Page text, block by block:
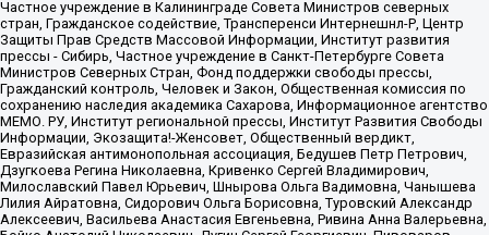
Частное учреждение в Калининграде Совета Министров северных
стран, Гражданское содействие, Трансперенси Интернешнл-Р, Центр
Защиты Прав Средств Массовой Информации, Институт развития
прессы - Сибирь, Частное учреждение в Санкт-Петербурге Совета
Министров Северных Стран, Фонд поддержки свободы прессы,
Гражданский контроль, Человек и Закон, Общественная комиссия по
сохранению наследия академика Сахарова, Информационное агентство
МЕМО. РУ, Институт региональной прессы, Институт Развития Свободы
Информации, Экозащита!-Женсовет, Общественный вердикт,
Евразийская антимонопольная ассоциация, Бедушев Петр Петрович,
Дзугкоева Регина Николаевна, Кривенко Сергей Владимирович,
Милославский Павел Юрьевич, Шнырова Ольга Вадимовна, Чанышева
Лилия Айратовна, Сидорович Ольга Борисовна, Туровский Александр
Алексеевич, Васильева Анастасия Евгеньевна, Ривина Анна Валерьевна,